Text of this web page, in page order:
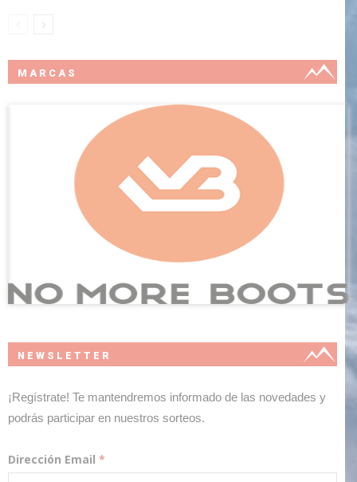
MARCAS
NEWSLETTER
¡Regístrate! Te mantendremos informado de las novedades y
podrás participar en nuestros sorteos.
Dirección Email *